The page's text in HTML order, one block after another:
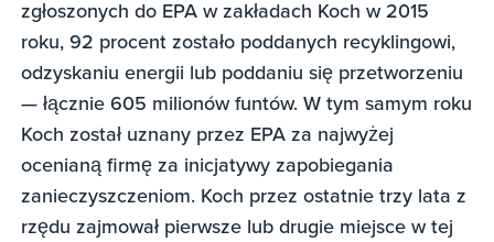
zgłoszonych do EPA w zakładach Koch w 2015
roku, 92 procent zostało poddanych recyklingowi,
odzyskaniu energii lub poddaniu się przetworzeniu
— łącznie 605 milionów funtów. W tym samym roku
Koch został uznany przez EPA za najwyżej
ocenianą firmę za inicjatywy zapobiegania
zanieczyszczeniom. Koch przez ostatnie trzy lata z
rzędu zajmował pierwsze lub drugie miejsce w tej